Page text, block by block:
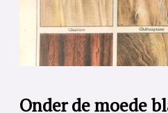
Onder de moede